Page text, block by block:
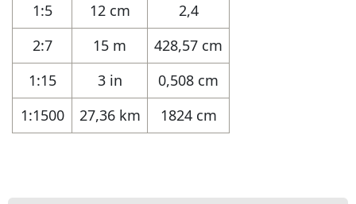
1:5
12 cm
2,4
2:7
15 m
428,57 cm
1:15
3 in
0,508 cm
1:1500
27,36 km 1824 cm